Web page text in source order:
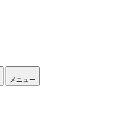
メニュー